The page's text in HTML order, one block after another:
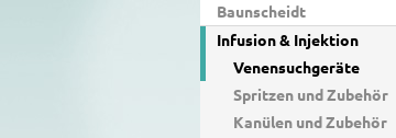
Baunscheidt
Infusion & Injektion
Venensuchgeräte
Spritzen und Zubehör
Kanülen und Zubehör